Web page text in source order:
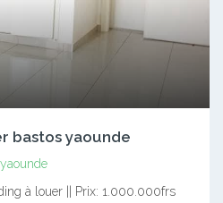
bastos yaounde
à louer || Prix: 1.000.000frs